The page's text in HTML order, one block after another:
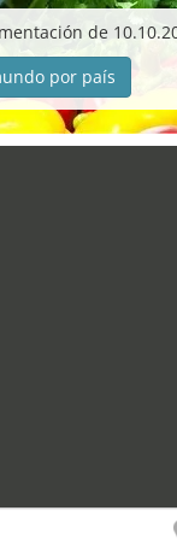
de
por país